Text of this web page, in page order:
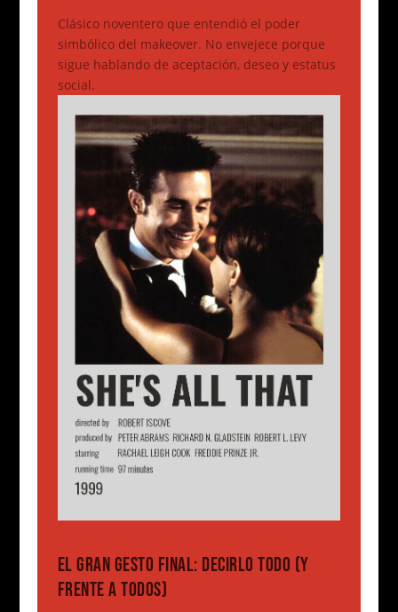
Clásico noventero que entendió el poder
simbólico del makeover. No envejece porque
sigue hablando de aceptación, deseo y estatus
social.
EL GRAN GESTO FINAL: DECIRLO TODO (Y
FRENTE A TODOS)